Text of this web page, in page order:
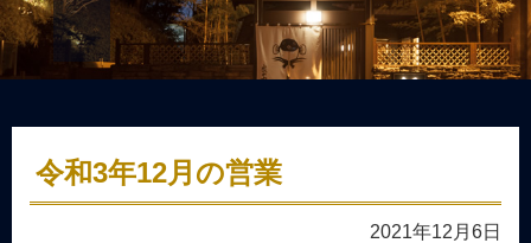
令和3年12月の営業
2021年12月6日